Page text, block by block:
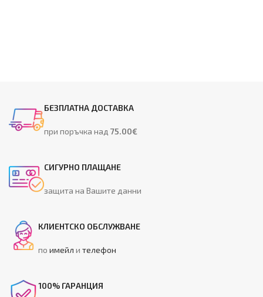
БЕЗПЛАТНА ДОСТАВКА
при поръчка над75.00€
СИГУРНО ПЛАЩАНЕ
защита на Вашите данни
КЛИЕНТСКО ОБСЛУЖВАНЕ
поимейл ителефон
100% ГАРАНЦИЯ